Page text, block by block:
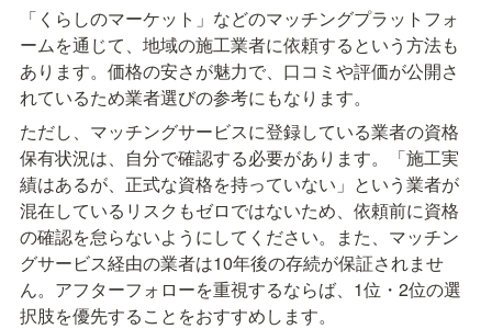
「くらしのマーケット」などのマッチングプラットフォ
ームを通じて、地域の施工業者に依頼するという方法も
あります。価格の安さが魅力で、口コミや評価が公開さ
れているため業者選びの参考にもなります。
ただし、マッチングサービスに登録している業者の資格
保有状況は、自分で確認する必要があります。「施工実
績はあるが、正式な資格を持っていない」という業者が
混在しているリスクもゼロではないため、依頼前に資格
の確認を怠らないようにしてください。また、マッチン
グサービス経由の業者は10年後の存続が保証されませ
ん。アフターフォローを重視するならば、1位・2位の選
択肢を優先することをおすすめします。